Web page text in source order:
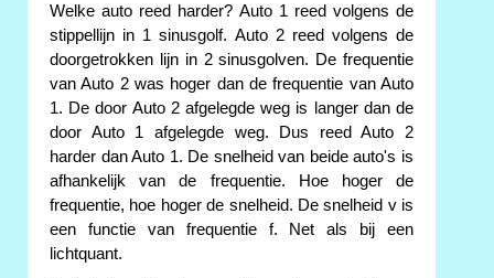
Welke auto reed harder? Auto 1 reed volgens de
stippellijn in 1 sinusgolf. Auto 2 reed volgens de
doorgetrokken lijn in 2 sinusgolven. De frequentie
van Auto 2 was hoger dan de frequentie van Auto
1. De door Auto 2 afgelegde weg is langer dan de
door Auto 1 afgelegde weg. Dus reed Auto 2
harder dan Auto 1. De snelheid van beide auto's is
afhankelijk van de frequentie. Hoe hoger de
frequentie, hoe hoger de snelheid. De snelheid v is
een functie van frequentie f. Net als bij een
lichtquant.